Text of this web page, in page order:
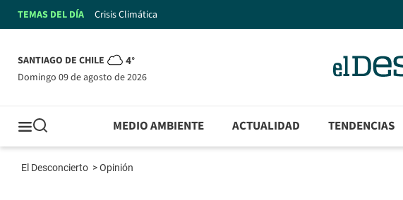
TEMAS DEL DÍA Crisis Climática
SANTIAGO DE CHILE 4°
domingo 09 de agosto de 2026
MEDIO AMBIENTE ACTUALIDAD TENDENCIAS
El Desconcierto >Opinión